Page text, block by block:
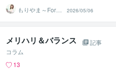
もりやま～Fores
t Design～
2026/05/06
メリハリ＆バランス
記事
コラム
13